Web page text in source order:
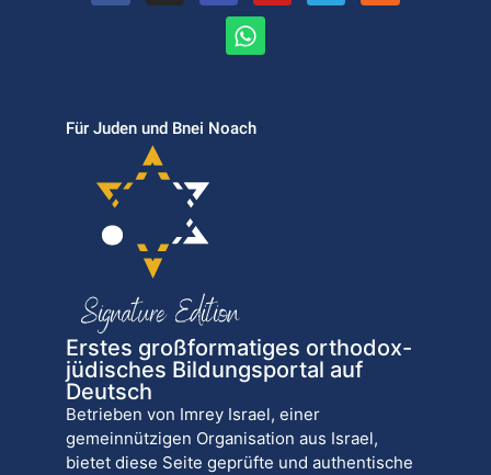
Für Juden und Bnei Noach
Erstes großformatiges orthodox-
jüdisches Bildungsportal auf
Deutsch
Betrieben von Imrey Israel, einer
gemeinnützigen Organisation aus Israel,
bietet diese Seite geprüfte und authentische